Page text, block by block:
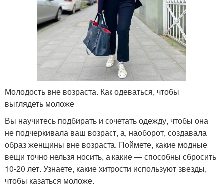
Молодость вне возраста. Как одеваться, чтобы
выглядеть моложе
Вы научитесь подбирать и сочетать одежду, чтобы она
не подчеркивала ваш возраст, а, наоборот, создавала
образ женщины вне возраста. Поймете, какие модные
вещи точно нельзя носить, а какие — способны сбросить
10-20 лет. Узнаете, какие хитрости используют звезды,
чтобы казаться моложе.